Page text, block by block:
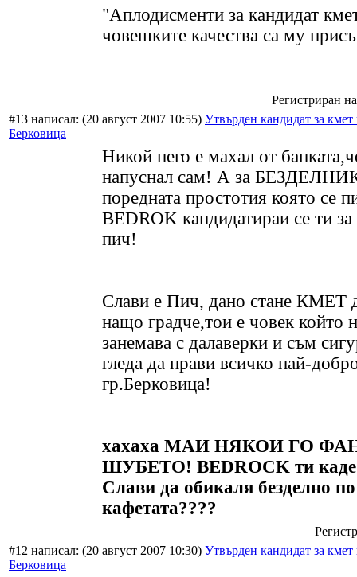
"Аплодисменти за кандидат
човешките качества са му
Регистриран
#13 написал: (20 август 2007 10:55) Утвърден кандидат за
Берковица
Никой него е махал от
напуснал сам! А за
поредната простотия която се
BEDROK кандидатираи се ти
пич!
Слави е Пич, дано стане КМЕТ
нащо градче,тои е човек който
занемава с далаверки и съм
гледа да прави всичко най-
гр.Берковица!
хахаха МАИ НЯКОИ ГО
ШУБЕТО! BEDROCK ти каде
Слави да обикаля безделно по
кафетата????
#12 написал: (20 август 2007 10:30) Утвърден кандидат за
Берковица